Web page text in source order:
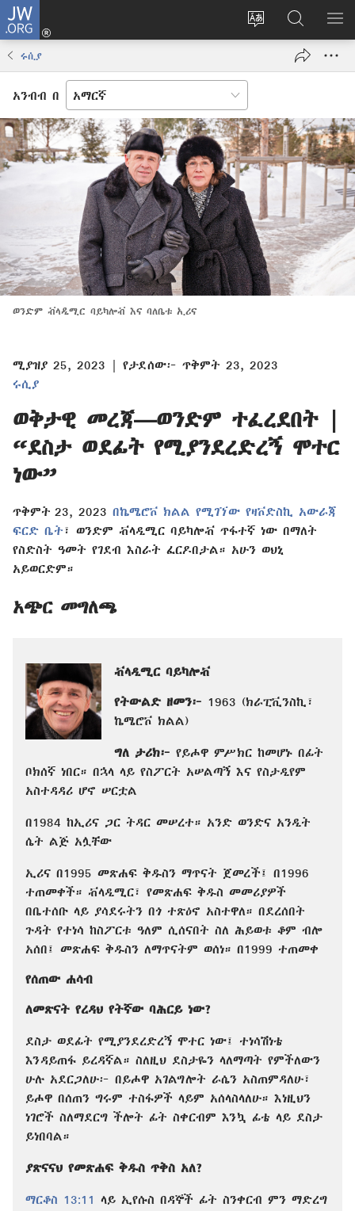
JW.ORG
የድረ
ግባ
(አዲስ
JW.ORG
ላይ
መፈለጊያ
ሩሲያ
አንብብ በ
ወንድም ቭላዲሚር ባይካሎቭ እና ባለቤቱ ኢሪና
ሚያዝያ 25, 2023 | የታደሰው፦ ጥቅምት 23, 2023
ሩሲያ
ወቅታዊ መረጃ—ወንድም ተፈረደበት |
“ደስታ ወደፊት የሚያንደረድረኝ ሞተር
ነው”
ጥቅምት 23, 2023 በኬሜሮቮ ክልል የሚገኘው የዛቮድስኪ አውራጃ
ፍርድ ቤት፣ ወንድም ቭላዲሚር ባይካሎቭ ጥፋተኛ ነው በማለት
የስድስት ዓመት የገደብ እስራት ፈርዶበታል። አሁን ወህኒ
አይወርድም።
አጭር መግለጫ
ቭላዲሚር ባይካሎቭ
የትውልድ ዘመን፦ 1963 (ክራፒቪንስኪ፣
ኬሜሮቮ ክልል)
ግለ ታሪክ፦ የይሖዋ ምሥክር ከመሆኑ በፊት
ቦክሰኛ ነበር። በኋላ ላይ የስፖርት አሠልጣኝ እና የስታዲየም
አስተዳዳሪ ሆኖ ሠርቷል
በ1984 ከኢሪና ጋር ትዳር መሠረተ። አንድ ወንድና አንዲት
ሴት ልጅ አሏቸው
ኢሪና በ1995 መጽሐፍ ቅዱስን ማጥናት ጀመረች፤ በ1996
ተጠመቀች። ቭላዲሚር፣ የመጽሐፍ ቅዱስ መመሪያዎች
በቤተሰቡ ላይ ያሳደሩትን በጎ ተጽዕኖ አስተዋለ። በደረሰበት
ጉዳት የተነሳ ከስፖርቱ ዓለም ሲሰናበት ስለ ሕይወቱ ቆም ብሎ
አሰበ፤ መጽሐፍ ቅዱስን ለማጥናትም ወሰነ። በ1999 ተጠመቀ
የሰጠው ሐሳብ
ለመጽናት የረዳህ የትኛው ባሕርይ ነው?
ደስታ ወደፊት የሚያንደረድረኝ ሞተር ነው፤ ተነሳሽነቴ
እንዳይጠፋ ይረዳኛል። ስለዚህ ደስታዬን ላለማጣት የምችለውን
ሁሉ አደርጋለሁ፦ በይሖዋ አገልግሎት ራሴን አስጠምዳለሁ፣
ይሖዋ በሰጠን ግሩም ተስፋዎች ላይም አሰላስላለሁ። እነዚህን
ነገሮች ስለማደርግ ችሎት ፊት ስቀርብም እንኳ ፊቴ ላይ ደስታ
ይነበባል።
ያጽናናህ የመጽሐፍ ቅዱስ ጥቅስ አለ?
ማርቆስ 13:11
ላይ ኢየሱስ በዳኞች ፊት ስንቀርብ ምን ማድረግ